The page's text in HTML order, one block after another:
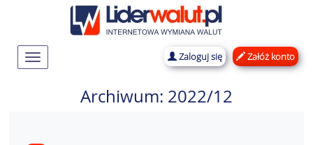
Rozwiń
nawigację
Zaloguj się Załóż konto
Archiwum: 2022/12